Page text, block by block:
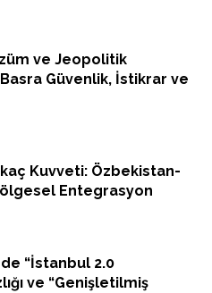
ve Jeopolitik
Güvenlik, İstikrar ve
Kuvveti: Özbekistan-
Entegrasyon
“İstanbul 2.0
ve “Genişletilmiş